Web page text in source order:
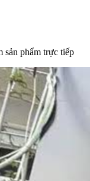
sản phẩm trực tiếp